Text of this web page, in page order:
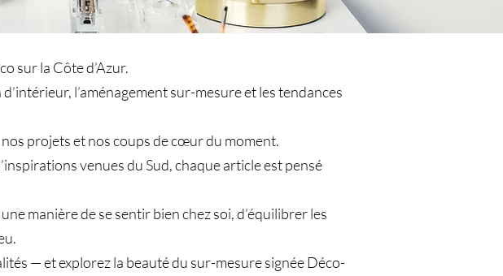
sur la Côte d’Azur.
l’aménagement sur-mesure et les tendances
projets et nos coups de cœur du moment.
venues du Sud, chaque article est pensé
manière de se sentir bien chez soi, d’équilibrer les
— et explorez la beauté du sur-mesure signée Déco-